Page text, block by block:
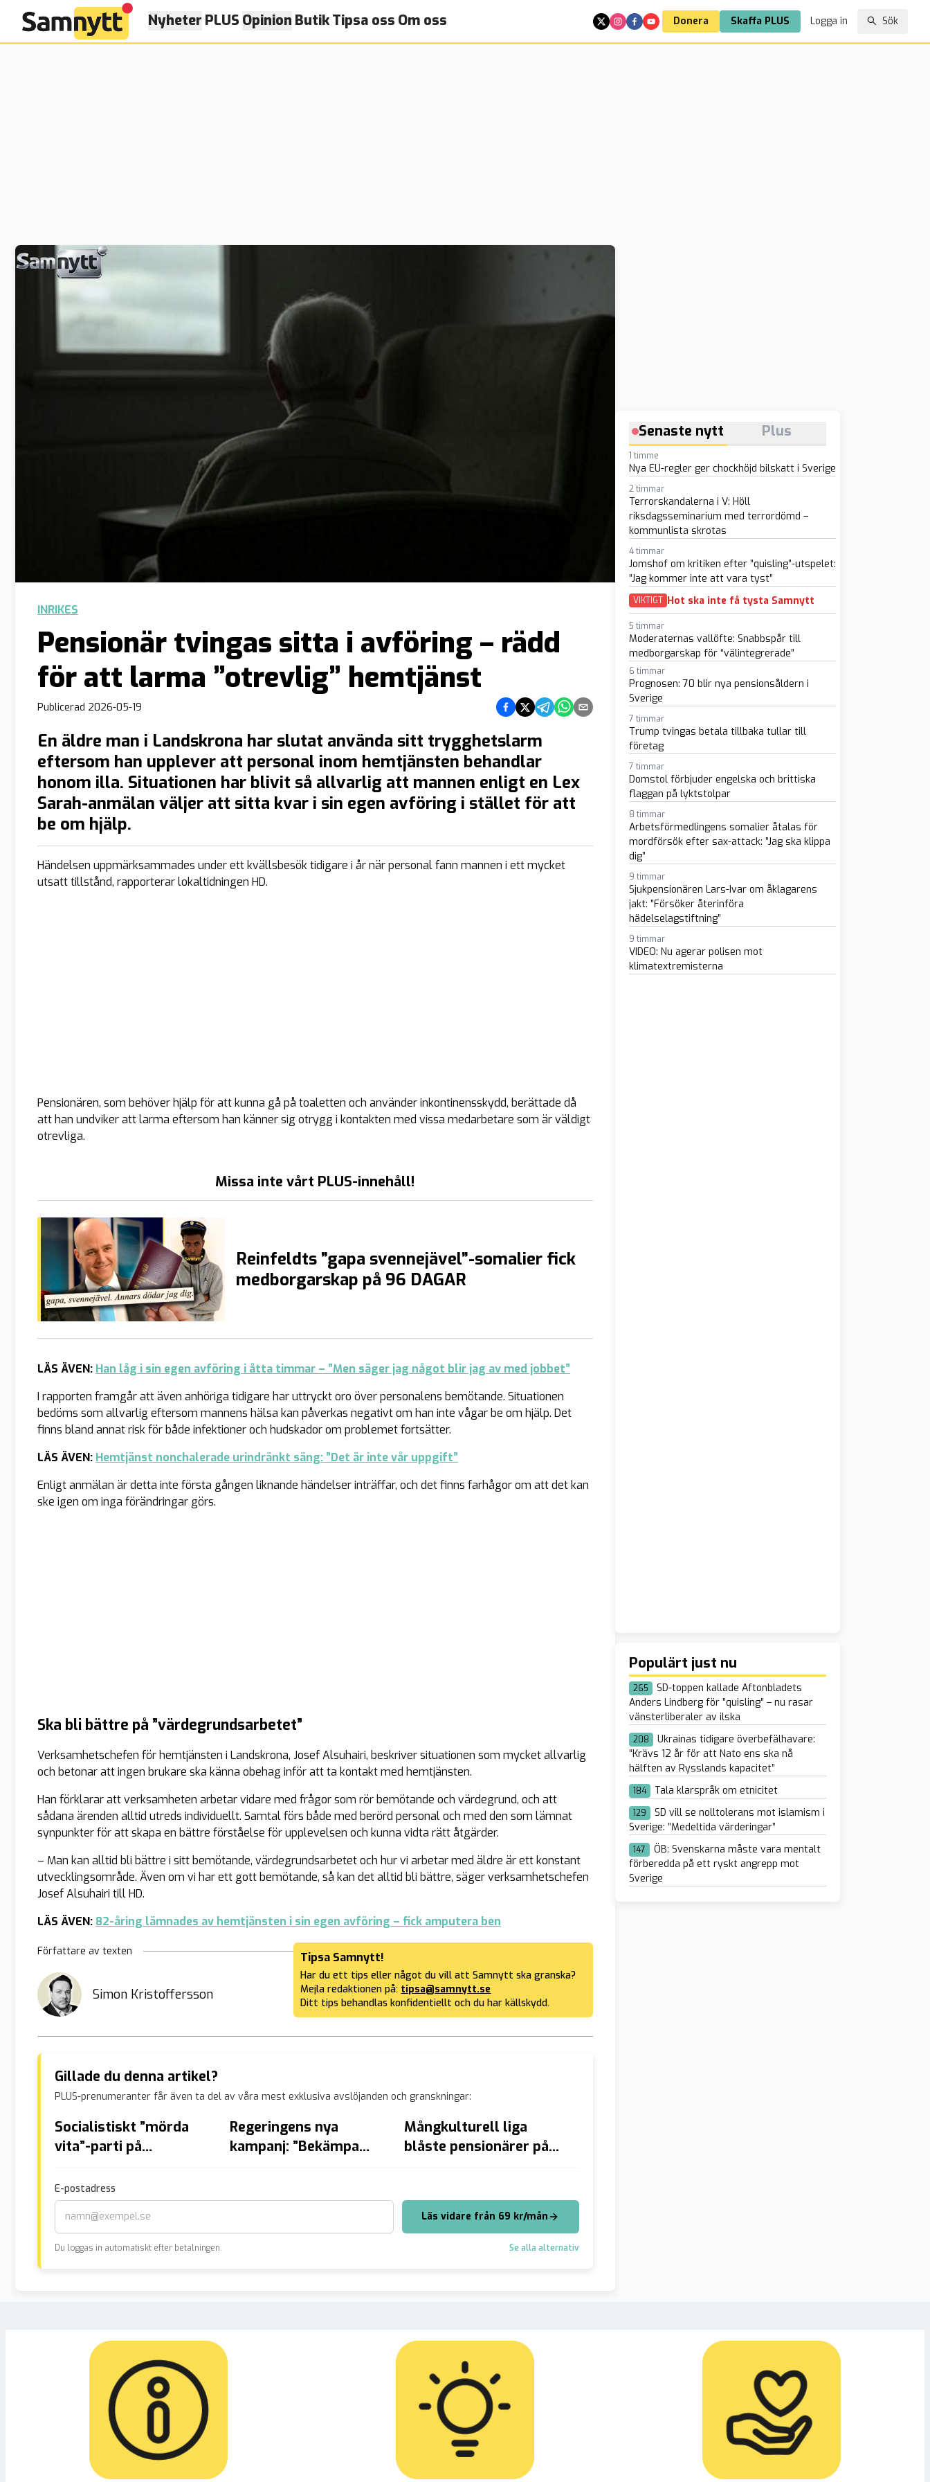
Nyheter PLUS Opinion ButikTipsa oss Om oss Donera Skaffa PLUS Logga in Sök
INRIKES
Pensionär tvingas sitta i avföring – rädd
för att larma ”otrevlig” hemtjänst
Publicerad 2026-05-19 Dela på Facebook
Dela på Twitter
Dela på Telegram
Dela på Whatsapp
Dela via e-post
En äldre man i Landskrona har slutat använda sitt trygghetslarm
eftersom han upplever att personal inom hemtjänsten behandlar
honom illa. Situationen har blivit så allvarlig att mannen enligt en Lex
Sarah-anmälan väljer att sitta kvar i sin egen avföring i stället för att
be om hjälp.
Händelsen uppmärksammades under ett kvällsbesök tidigare i år när personal fann mannen i ett mycket
utsatt tillstånd, rapporterar lokaltidningen HD.
Pensionären, som behöver hjälp för att kunna gå på toaletten och använder inkontinensskydd, berättade då
att han undviker att larma eftersom han känner sig otrygg i kontakten med vissa medarbetare som är väldigt
otrevliga.
Missa inte vårt PLUS-innehåll!
Reinfeldts ”gapa svennejävel”-somalier fick
medborgarskap på 96 DAGAR
LÄS ÄVEN: Han låg i sin egen avföring i åtta timmar – ”Men säger jag något blir jag av med jobbet”
I rapporten framgår att även anhöriga tidigare har uttryckt oro över personalens bemötande. Situationen
bedöms som allvarlig eftersom mannens hälsa kan påverkas negativt om han inte vågar be om hjälp. Det
finns bland annat risk för både infektioner och hudskador om problemet fortsätter.
LÄS ÄVEN: Hemtjänst nonchalerade urindränkt säng: ”Det är inte vår uppgift”
Enligt anmälan är detta inte första gången liknande händelser inträffar, och det finns farhågor om att det kan
ske igen om inga förändringar görs.
Ska bli bättre på ”värdegrundsarbetet”
Verksamhetschefen för hemtjänsten i Landskrona, Josef Alsuhairi, beskriver situationen som mycket allvarlig
och betonar att ingen brukare ska känna obehag inför att ta kontakt med hemtjänsten.
Han förklarar att verksamheten arbetar vidare med frågor som rör bemötande och värdegrund, och att
sådana ärenden alltid utreds individuellt. Samtal förs både med berörd personal och med den som lämnat
synpunkter för att skapa en bättre förståelse för upplevelsen och kunna vidta rätt åtgärder.
– Man kan alltid bli bättre i sitt bemötande, värdegrundsarbetet och hur vi arbetar med äldre är ett konstant
utvecklingsområde. Även om vi har ett gott bemötande, så kan det alltid bli bättre, säger verksamhetschefen
Josef Alsuhairi till HD.
LÄS ÄVEN: 82-åring lämnades av hemtjänsten i sin egen avföring – fick amputera ben
Författare av texten
Simon Kristoffersson
Tipsa Samnytt!
Har du ett tips eller något du vill att Samnytt ska granska?
Mejla redaktionen på: tipsa@samnytt.se
Ditt tips behandlas konfidentiellt och du har källskydd.
Gillade du denna artikel?
PLUS-prenumeranter får även ta del av våra mest exklusiva avslöjanden och granskningar:
Socialistiskt ”mörda
vita”-parti på
Regeringens nya
kampanj: ”Bekämpa
Mångkulturell liga
blåste pensionärer på
E-postadress
Läs vidare från 69 kr/mån
Du loggas in automatiskt efter betalningen. Se alla alternativ
Senaste nytt Plus
1 timme
Nya EU-regler ger chockhöjd bilskatt i Sverige
2 timmar
Terrorskandalerna i V: Höll
riksdagsseminarium med terrordömd –
kommunlista skrotas
4 timmar
Jomshof om kritiken efter ”quisling”-utspelet:
”Jag kommer inte att vara tyst”
VIKTIGT Hot ska inte få tysta Samnytt
5 timmar
Moderaternas vallöfte: Snabbspår till
medborgarskap för “välintegrerade”
6 timmar
Prognosen: 70 blir nya pensionsåldern i
Sverige
7 timmar
Trump tvingas betala tillbaka tullar till
företag
7 timmar
Domstol förbjuder engelska och brittiska
flaggan på lyktstolpar
8 timmar
Arbetsförmedlingens somalier åtalas för
mordförsök efter sax-attack: ”Jag ska klippa
dig”
9 timmar
Sjukpensionären Lars-Ivar om åklagarens
jakt: ”Försöker återinföra
hädelselagstiftning”
9 timmar
VIDEO: Nu agerar polisen mot
klimatextremisterna
Populärt just nu
265
SD-toppen kallade Aftonbladets
Anders Lindberg för ”quisling” – nu rasar
vänsterliberaler av ilska
208
Ukrainas tidigare överbefälhavare:
“Krävs 12 år för att Nato ens ska nå
hälften av Rysslands kapacitet”
184 Tala klarspråk om etnicitet
129
SD vill se nolltolerans mot islamism i
Sverige: ”Medeltida värderingar”
147
ÖB: Svenskarna måste vara mentalt
förberedda på ett ryskt angrepp mot
Sverige